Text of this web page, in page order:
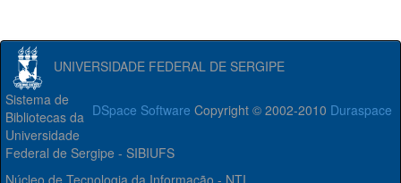
UNIVERSIDADE FEDERAL DE SERGIPE
DSpace Software Copyright © 2002-2010 Duraspace
Sistema de
Bibliotecas da
Universidade
Federal de Sergipe - SIBIUFS
Núcleo de Tecnologia da Informação - NTI